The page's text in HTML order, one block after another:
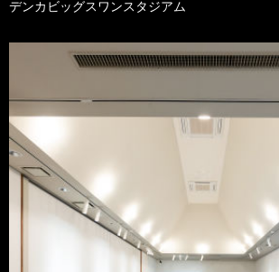
デンカビッグスワンスタジアム